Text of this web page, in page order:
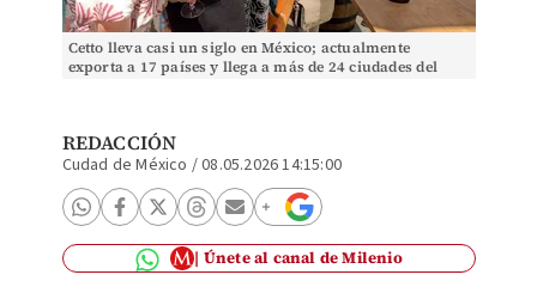
Cetto lleva casi un siglo en México; actualmente
exporta a 17 países y llega a más de 24 ciudades del
REDACCIÓN
Cudad de México /08.05.2026 14:15:00
Únete al canal de Milenio